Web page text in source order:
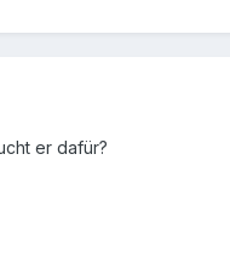
er dafür?